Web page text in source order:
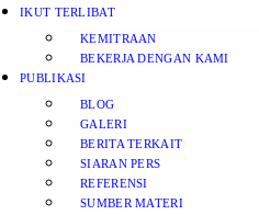
IKUT TERLIBAT
KEMITRAAN
BEKERJA DENGAN KAMI
PUBLIKASI
BLOG
GALERI
BERITA TERKAIT
SIARAN PERS
REFERENSI
SUMBER MATERI